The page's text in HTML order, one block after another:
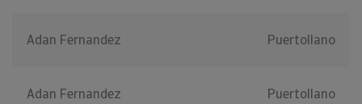
Adan Fernandez Puertollano
Adan Fernandez Puertollano